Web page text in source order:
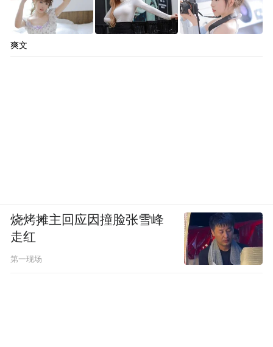
爽文
烧烤摊主回应因撞脸张雪峰
走红
第一现场